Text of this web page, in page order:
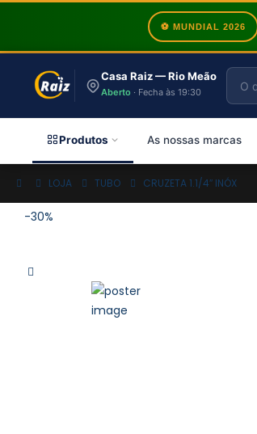
⚽ MUNDIAL 2026
Casa Raiz — Rio Meão
Aberto · Fecha às 19:30
Produtos As nossas marcas
LOJA TUBO CRUZETA 1.1/4″ INÓX
-30%